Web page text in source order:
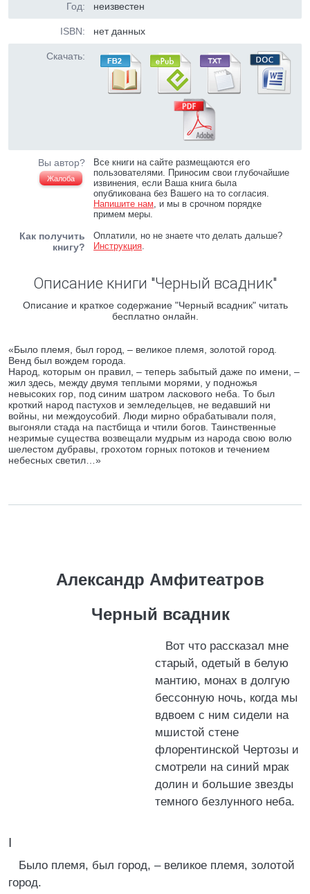
Год: неизвестен
ISBN: нет данных
Скачать:
Вы автор?
Жалоба
Все книги на сайте размещаются его
пользователями. Приносим свои глубочайшие
извинения, если Ваша книга была
опубликована без Вашего на то согласия.
Напишите нам, и мы в срочном порядке
примем меры.
Как получить
книгу?
Оплатили, но не знаете что делать дальше?
Инструкция.
Описание книги "Черный всадник"
Описание и краткое содержание "Черный всадник" читать
бесплатно онлайн.
«Было племя, был город, – великое племя, золотой город.
Венд был вождем города.
Народ, которым он правил, – теперь забытый даже по имени, –
жил здесь, между двумя теплыми морями, у подножья
невысоких гор, под синим шатром ласкового неба. То был
кроткий народ пастухов и земледельцев, не ведавший ни
войны, ни междоусобий. Люди мирно обрабатывали поля,
выгоняли стада на пастбища и чтили богов. Таинственные
незримые существа возвещали мудрым из народа свою волю
шелестом дубравы, грохотом горных потоков и течением
небесных светил…»
Александр Амфитеатров
Черный всадник
Вот что рассказал мне
старый, одетый в белую
мантию, монах в долгую
бессонную ночь, когда мы
вдвоем с ним сидели на
мшистой стене
флорентинской Чертозы и
смотрели на синий мрак
долин и большие звезды
темного безлунного неба.
I
Было племя, был город, – великое племя, золотой
город.